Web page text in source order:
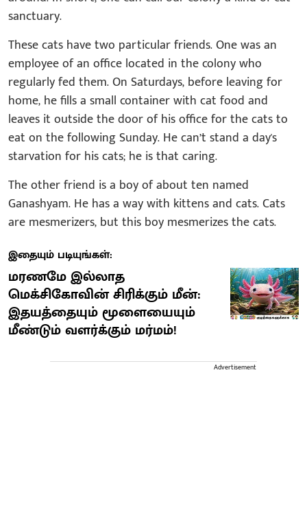
sanctuary.
These cats have two particular friends. One was an
employee of an office located in the colony who
regularly fed them. On Saturdays, before leaving for
home, he fills a small container with cat food and
leaves it outside the door of his office for the cats to
eat on the following Sunday. He can’t stand a day's
starvation for his cats; he is that caring.
The other friend is a boy of about ten named
Ganashyam. He has a way with kittens and cats. Cats
are mesmerizers, but this boy mesmerizes the cats.
இதையும் படியுங்கள்:
மரணமே இல்லாத
மெக்சிகோவின் சிரிக்கும் மீன்:
இதயத்தையும் மூளையையும்
மீண்டும் வளர்க்கும் மர்மம்!
Advertisement